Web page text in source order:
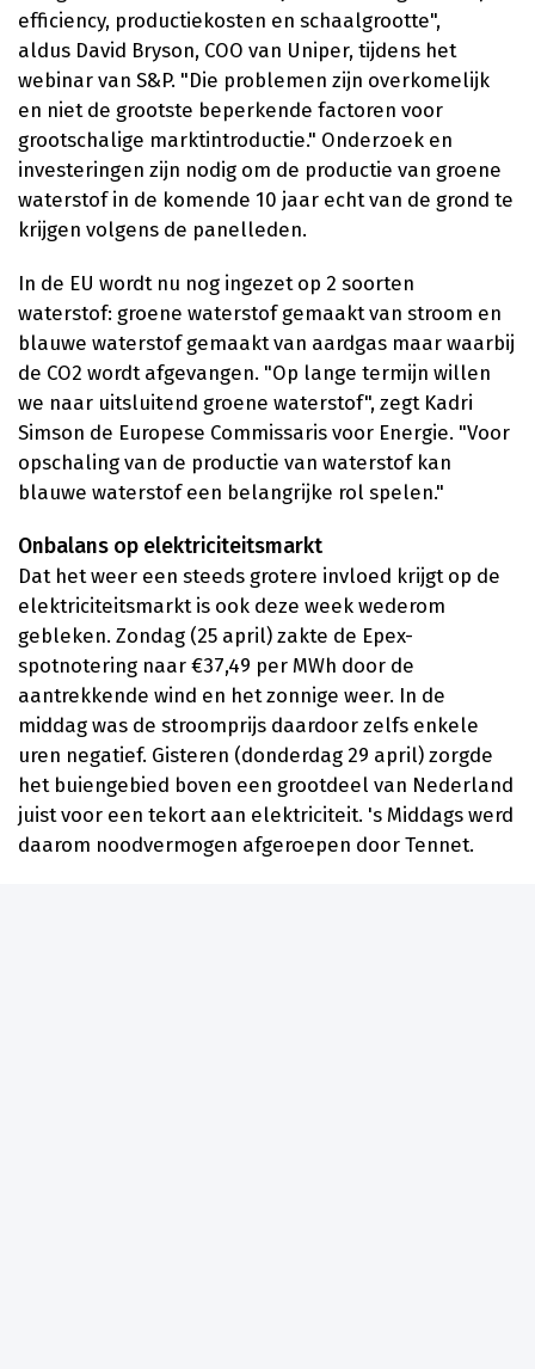
efficiency, productiekosten en schaalgrootte",
aldus David Bryson, COO van Uniper, tijdens het
webinar van S&P. "Die problemen zijn overkomelijk
en niet de grootste beperkende factoren voor
grootschalige marktintroductie." Onderzoek en
investeringen zijn nodig om de productie van groene
waterstof in de komende 10 jaar echt van de grond te
krijgen volgens de panelleden.
In de EU wordt nu nog ingezet op 2 soorten
waterstof: groene waterstof gemaakt van stroom en
blauwe waterstof gemaakt van aardgas maar waarbij
de CO2 wordt afgevangen. "Op lange termijn willen
we naar uitsluitend groene waterstof", zegt Kadri
Simson de Europese Commissaris voor Energie. "Voor
opschaling van de productie van waterstof kan
blauwe waterstof een belangrijke rol spelen."
Onbalans op elektriciteitsmarkt
Dat het weer een steeds grotere invloed krijgt op de
elektriciteitsmarkt is ook deze week wederom
gebleken. Zondag (25 april) zakte de Epex-
spotnotering naar €37,49 per MWh door de
aantrekkende wind en het zonnige weer. In de
middag was de stroomprijs daardoor zelfs enkele
uren negatief. Gisteren (donderdag 29 april) zorgde
het buiengebied boven een grootdeel van Nederland
juist voor een tekort aan elektriciteit. 's Middags werd
daarom noodvermogen afgeroepen door Tennet.